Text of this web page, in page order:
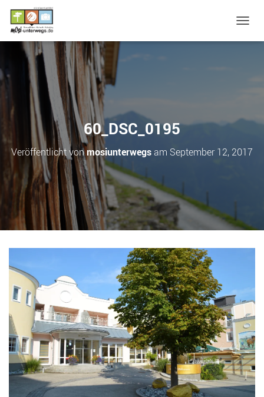
A
O
M
T
E
60_DSC_0195
Veröffentlicht vonmosiunterwegsam September 12, 2017